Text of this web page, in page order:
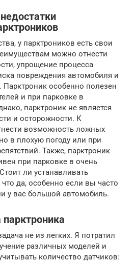
у парктроников есть свои
можно отнести
упрощение процесса
повреждения автомобиля и
особенно полезен
и при парковке в
парктроник не является
и осторожности. К
возможность ложных
в плохую погоду или при
Также, парктроник
при парковке в очень
ли устанавливать
да, особенно если вы часто
у вас большой автомобиль.
не из легких. Я потратил
различных моделей и
количество датчиков: